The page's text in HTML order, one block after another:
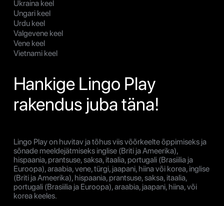
Ukraina keel
Ungari keel
Urdu keel
Valgevene keel
Vene keel
Vietnami keel
Hankige Lingo Play
rakendus juba täna!
Lingo Play on huvitav ja tõhus viis võõrkeelte õppimiseks ja
sõnade meeldejätmiseks inglise (Briti ja Ameerika),
hispaania, prantsuse, saksa, itaalia, portugali (Brasiilia ja
Euroopa), araabia, vene, türgi, jaapani, hiina või korea, inglise
(Briti ja Ameerika), hispaania, prantsuse, saksa, itaalia,
portugali (Brasiilia ja Euroopa), araabia, jaapani, hiina, või
korea keeles.